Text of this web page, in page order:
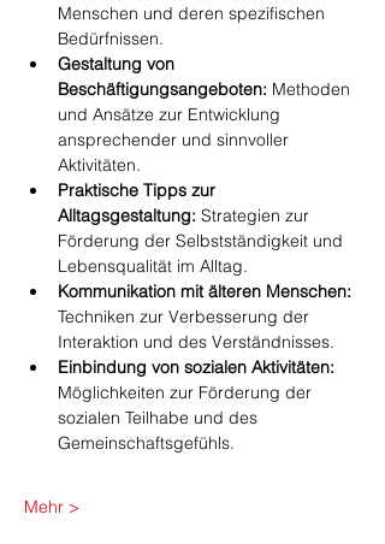
Menschen und deren spezifischen
Bedürfnissen.
Gestaltung von
Beschäftigungsangeboten: Methoden
und Ansätze zur Entwicklung
ansprechender und sinnvoller
Aktivitäten.
Praktische Tipps zur
Alltagsgestaltung: Strategien zur
Förderung der Selbstständigkeit und
Lebensqualität im Alltag.
Kommunikation mit älteren Menschen:
Techniken zur Verbesserung der
Interaktion und des Verständnisses.
Einbindung von sozialen Aktivitäten:
Möglichkeiten zur Förderung der
sozialen Teilhabe und des
Gemeinschaftsgefühls.
Mehr >